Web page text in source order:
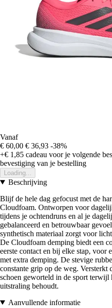
Vanaf
€ 60,00 € 36,93 -38%
+€ 1,85 cadeau voor je volgende
bevestiging van je bestelling
Loading...
Beschrijving
Blijf de hele dag gefocust met de
Cloudfoam. Ontworpen voor
tijdens je ochtendruns en al je
gebalanceerd en betrouwbaar
synthetisch materiaal zorgt voor
De Cloudfoam demping biedt een
eerste contact en bij elke stap, voor
met extra demping. De stevige
constante grip op de weg. Versterkt
schoen geworteld in de sport terwijl
uitstraling behoudt.
Aanvullende informatie